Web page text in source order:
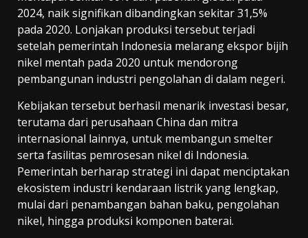
2024, naik signifikan dibandingkan sekitar 31,5%
pada 2020. Lonjakan produksi tersebut terjadi
setelah pemerintah Indonesia melarang ekspor bijih
nikel mentah pada 2020 untuk mendorong
pembangunan industri pengolahan di dalam negeri.
Kebijakan tersebut berhasil menarik investasi besar,
terutama dari perusahaan China dan mitra
internasional lainnya, untuk membangun smelter
serta fasilitas pemrosesan nikel di Indonesia.
Pemerintah berharap strategi ini dapat menciptakan
ekosistem industri kendaraan listrik yang lengkap,
mulai dari penambangan bahan baku, pengolahan
nikel, hingga produksi komponen baterai.